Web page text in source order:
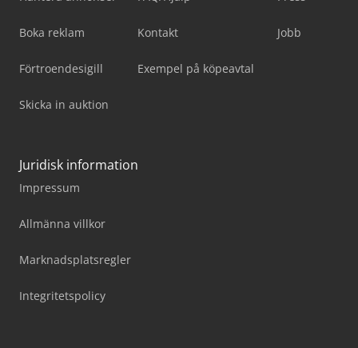
Boka reklam
Förtroendesigill
Skicka in auktion
Kontakt
Exempel på köpeavtal
Jobb
Juridisk information
Impressum
Allmänna villkor
Marknadsplatsregler
Integritetspolicy